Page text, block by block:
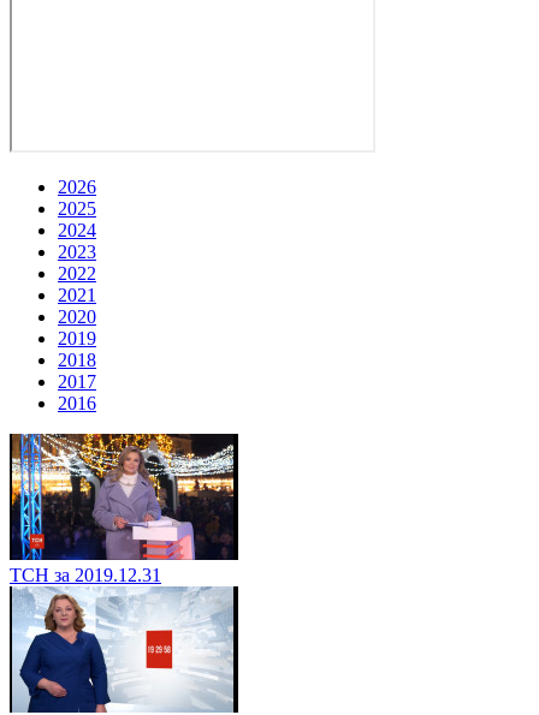
2026
2025
2024
2023
2022
2021
2020
2019
2018
2017
2016
ТСН за 2019.12.31